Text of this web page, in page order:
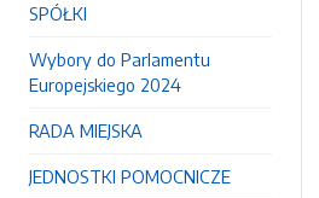
SPÓŁKI
Wybory do Parlamentu
Europejskiego 2024
RADA MIEJSKA
JEDNOSTKI POMOCNICZE